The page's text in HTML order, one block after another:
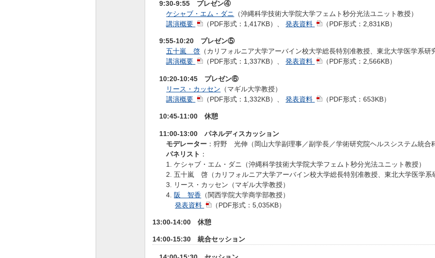
9:30-9:55 プレゼン④
ケシャブ・エム・ダニ
（沖縄科学技術大学院大学フェムト秒分光法ユニット教授）
講演概要
（PDF形式：1,417KB） 、発表資料 （PDF形式：2,831KB）
9:55-10:20 プレゼン⑤
五十嵐 啓 （カリフォルニア大学アーバイン校大学総長特別准教授、東北大学医学系
講演概要
（PDF形式：1,337KB） 、発表資料 （PDF形式：2,566KB）
10:20-10:45 プレゼン⑥
リース・カッセン （マギル大学教授）
講演概要
（PDF形式：1,332KB） 、発表資料 （PDF形式：653KB）
10:45-11:00 休憩
11:00-13:00 パネルディスカッション
モデレーター ：狩野 光伸（岡山大学副理事／副学長／学術研究院ヘルスシステム統合
パネリスト ：
1. ケシャブ・エム・ダニ（沖縄科学技術大学院大学フェムト秒分光法ユニット教授）
2. 五十嵐 啓 （カリフォルニア大学アーバイン校大学総長特別准教授、東北大学医学
3. リース・カッセン（マギル大学教授）
4.阪 智香 （関西学院大学商学部教授）
発表資料
（PDF形式：5,035KB）
13:00-14:00 休憩
14:00-15:30 統合セッション